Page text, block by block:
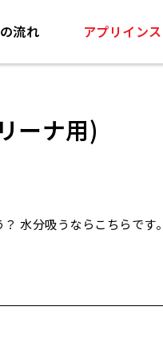
流れ アプリイン
ーナ用)
水分吸うならこちらです